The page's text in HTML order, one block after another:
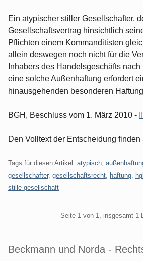
Ein atypischer stiller Gesellschafter,
Gesellschaftsvertrag hinsichtlich
Pflichten einem Kommanditisten
allein deswegen noch nicht für die
Inhabers des Handelsgeschäfts nach
eine solche Außenhaftung erfordert
hinausgehenden besonderen
BGH, Beschluss vom 1. März 2010 -
Den Volltext der Entscheidung finden
Tags für diesen Artikel: atypisch
gesellschafter, gesellschaftsrecht haftung
stille gesellschaft
Seite 1 von 1, insgesamt 1
Beckmann und Norda -